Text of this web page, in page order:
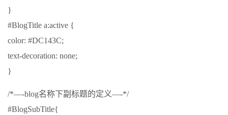
}
#BlogTitle a:active {
color: #DC143C;
text-decoration: none;
}
/*—-blog名称下副标题的定义—-*/
#BlogSubTitle{